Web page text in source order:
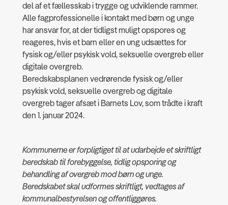
del af et fællesskab i trygge og udviklende rammer.
Alle fagprofessionelle i kontakt med børn og unge
har ansvar for, at der tidligst muligt opspores og
reageres, hvis et barn eller en ung udsættes for
fysisk og/eller psykisk vold, seksuelle overgreb eller
digitale overgreb.
Beredskabsplanen vedrørende fysisk og/eller
psykisk vold, seksuelle overgreb og digitale
overgreb tager afsæt i Barnets Lov, som trådte i kraft
den 1. januar 2024.
Kommunerne er forpligtiget til at udarbejde et skriftligt
beredskab til forebyggelse, tidlig opsporing og
behandling af overgreb mod børn og unge.
Beredskabet skal udformes skriftligt, vedtages af
kommunalbestyrelsen og offentliggøres.